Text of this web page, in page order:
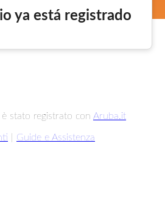
ya está registrado
stato registrato con Aruba.it
Guide e Assistenza